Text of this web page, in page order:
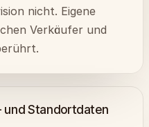
nicht. Eigene
Verkäufer und
und Standortdaten